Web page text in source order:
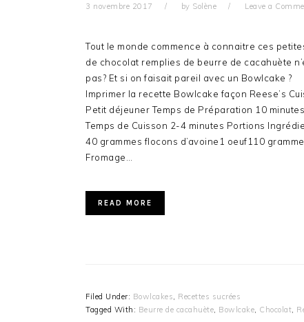
3 novembre 2017 by Solène Leave a
Tout le monde commence à connaitre ces
de chocolat remplies de beurre de cacahuète
pas? Et si on faisait pareil avec un Bowlcake ?
Imprimer la recette Bowlcake façon Reese’s
Petit déjeuner Temps de Préparation 10 minutes
Temps de Cuisson 2-4 minutes Portions
40 grammes flocons d’avoine1 oeuf110
Fromage…
READ MORE
Filed Under: Bowlcakes, Recettes sucrées
Tagged With: Beurre de cacahuète, Bowlcake, Chocolat,